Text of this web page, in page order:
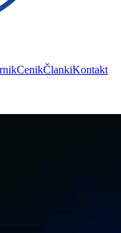
CenikČlankiKontakt